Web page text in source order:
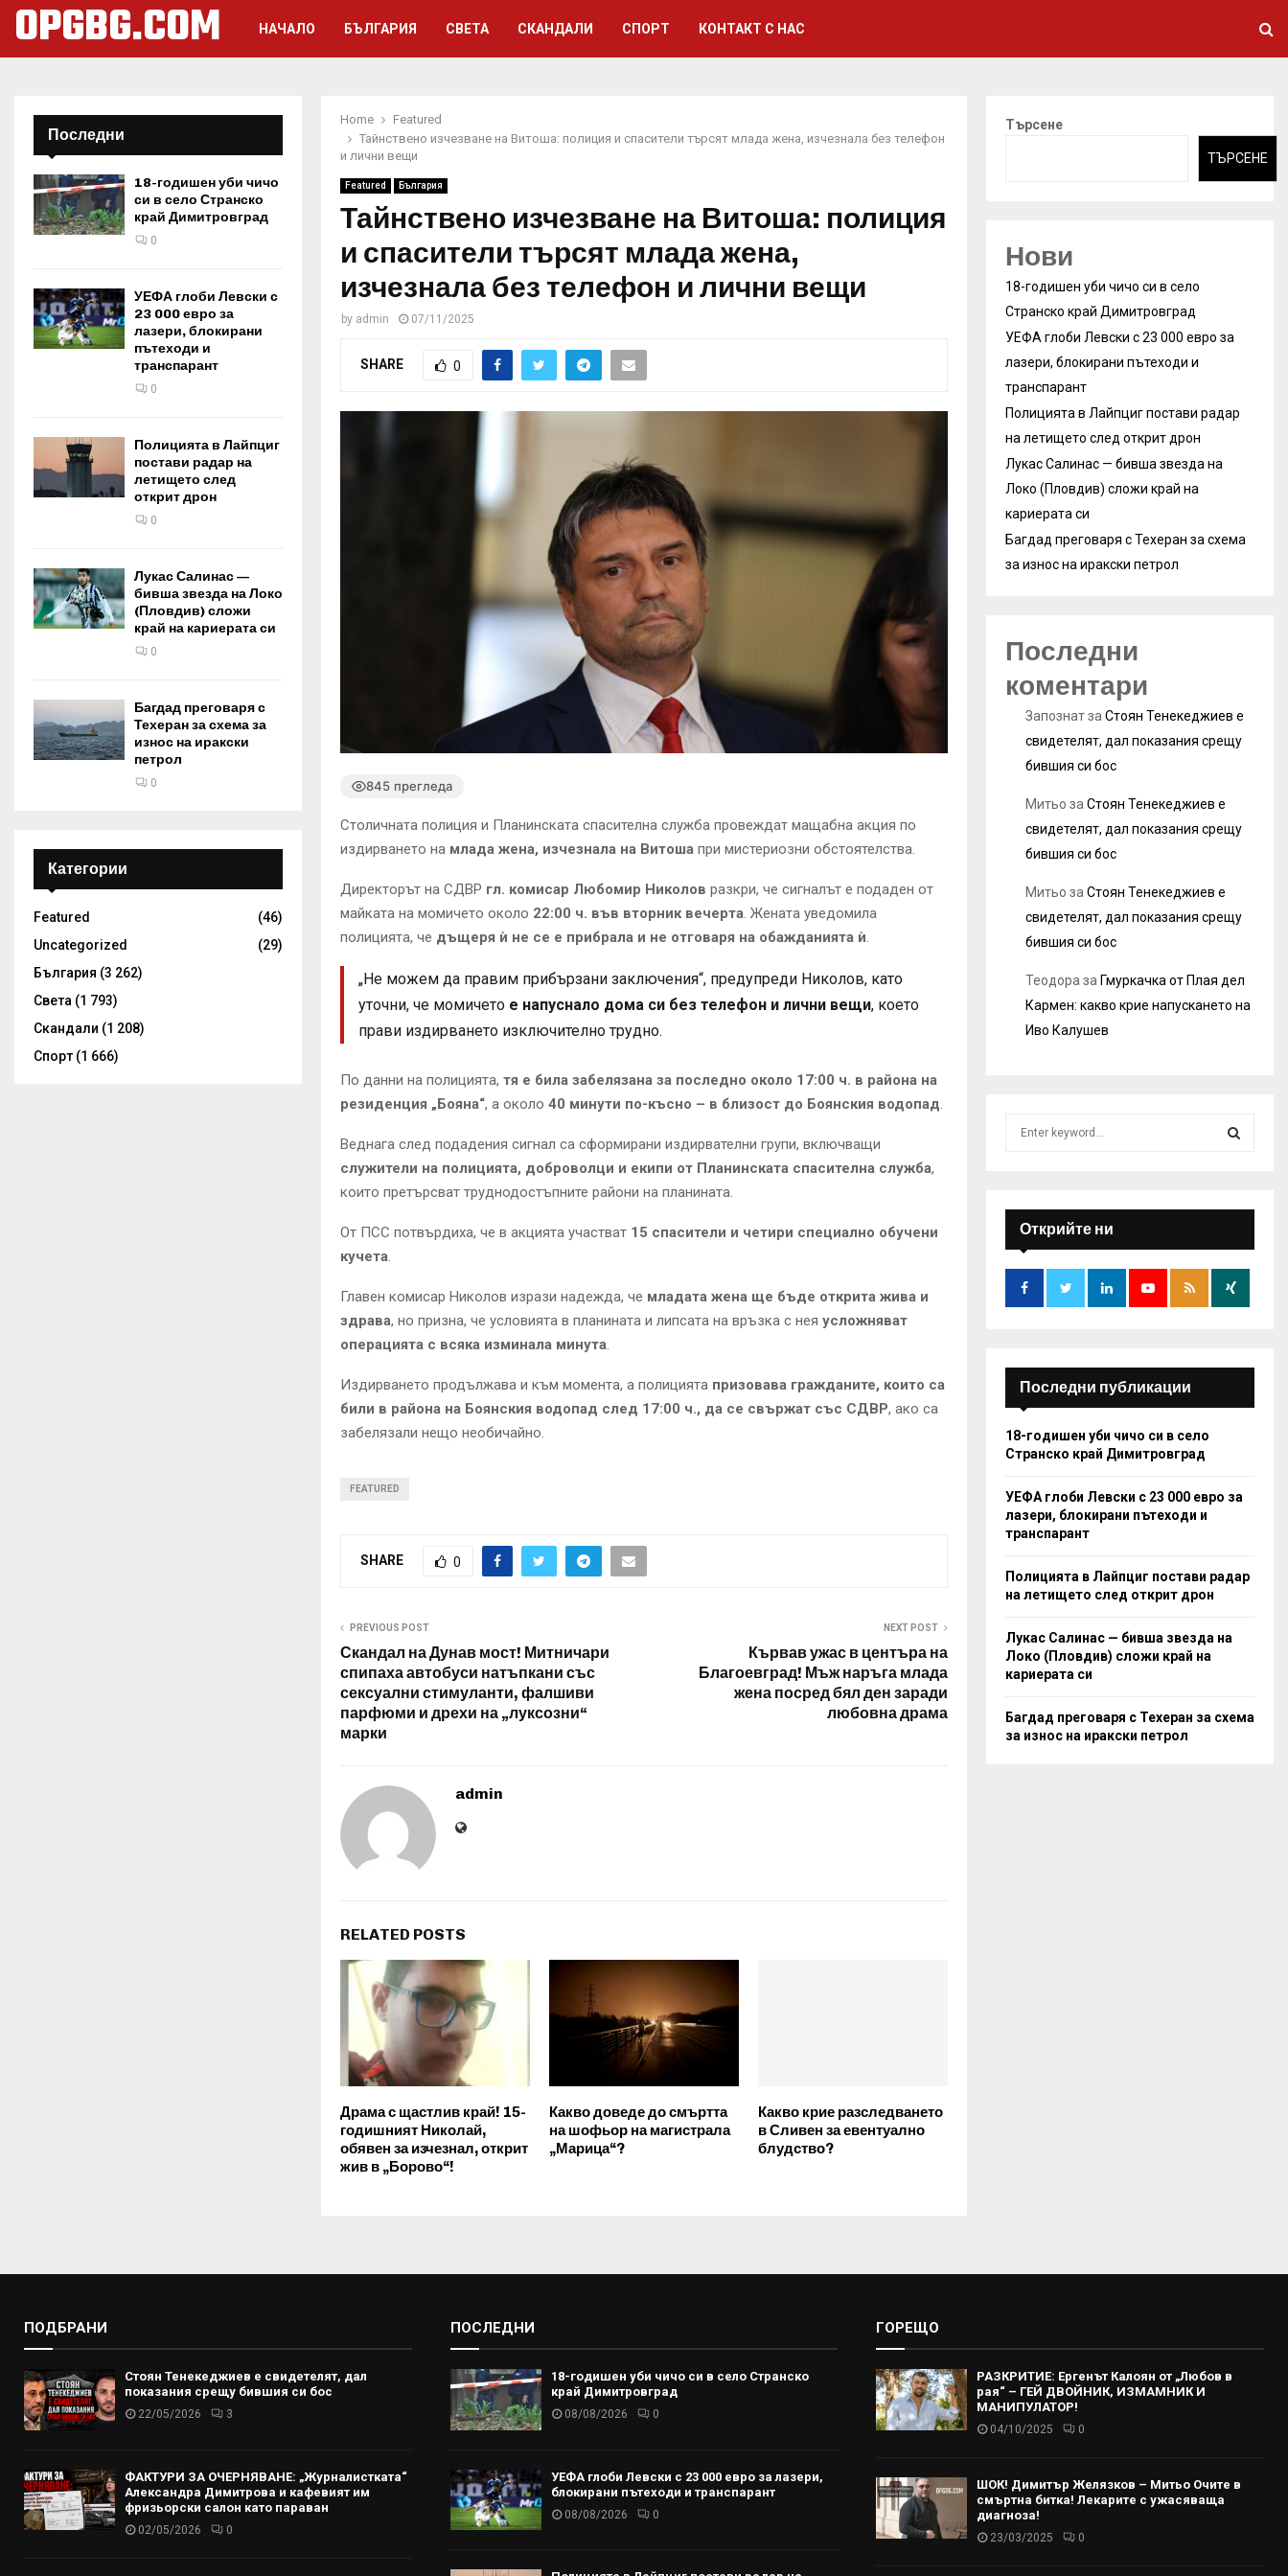
OPGBG.COM НАЧАЛО БЪЛГАРИЯ СВЕТА СКАНДАЛИ СПОРТ КОНТАКТ С НАС
Home
Featured
Тайнствено изчезване на Витоша: полиция и спасители търсят млада жена, изчезнала без телефон
и лични вещи
Featured България
Тайнствено изчезване на Витоша: полиция
и спасители търсят млада жена,
изчезнала без телефон и лични вещи
by admin 07/11/2025
SHARE 0
845 прегледа
Столичната полиция и Планинската спасителна служба провеждат мащабна акция по
издирването на млада жена, изчезнала на Витоша при мистериозни обстоятелства.
Директорът на СДВР гл. комисар Любомир Николов разкри, че сигналът е подаден от
майката на момичето около 22:00 ч. във вторник вечерта. Жената уведомила
полицията, че дъщеря ѝ не се е прибрала и не отговаря на обажданията ѝ.
„Не можем да правим прибързани заключения“, предупреди Николов, като
уточни, че момичето е напуснало дома си без телефон и лични вещи, което
прави издирването изключително трудно.
По данни на полицията, тя е била забелязана за последно около 17:00 ч. в района на
резиденция „Бояна“, а около 40 минути по-късно – в близост до Боянския водопад.
Веднага след подадения сигнал са сформирани издирвателни групи, включващи
служители на полицията, доброволци и екипи от Планинската спасителна служба,
които претърсват труднодостъпните райони на планината.
От ПСС потвърдиха, че в акцията участват 15 спасители и четири специално обучени
кучета.
Главен комисар Николов изрази надежда, че младата жена ще бъде открита жива и
здрава, но призна, че условията в планината и липсата на връзка с нея усложняват
операцията с всяка изминала минута.
Издирването продължава и към момента, а полицията призовава гражданите, които са
били в района на Боянския водопад след 17:00 ч., да се свържат със СДВР, ако са
забелязали нещо необичайно.
FEATURED
SHARE 0
PREVIOUS POST
Скандал на Дунав мост! Митничари
спипаха автобуси натъпкани със
сексуални стимуланти, фалшиви
парфюми и дрехи на „луксозни“
марки
NEXT POST
Кървав ужас в центъра на
Благоевград! Мъж наръга млада
жена посред бял ден заради
любовна драма
admin
RELATED POSTS
Драма с щастлив край! 15-
годишният Николай,
обявен за изчезнал, открит
жив в „Борово“!
Какво доведе до смъртта
на шофьор на магистрала
„Марица“?
Какво крие разследването
в Сливен за евентуално
блудство?
Последни
18-годишен уби чичо
си в село Странско
край Димитровград
0
УЕФА глоби Левски с
23 000 евро за
лазери, блокирани
пътеходи и
транспарант
0
Полицията в Лайпциг
постави радар на
летището след
открит дрон
0
Лукас Салинас —
бивша звезда на Локо
(Пловдив) сложи
край на кариерата си
0
Багдад преговаря с
Техеран за схема за
износ на иракски
петрол
0
Категории
Featured
(46)
Uncategorized
(29)
България (3 262)
Света (1 793)
Скандали (1 208)
Спорт (1 666)
Търсене
ТЪРСЕНЕ
Нови
18-годишен уби чичо си в село
Странско край Димитровград
УЕФА глоби Левски с 23 000 евро за
лазери, блокирани пътеходи и
транспарант
Полицията в Лайпциг постави радар
на летището след открит дрон
Лукас Салинас — бивша звезда на
Локо (Пловдив) сложи край на
кариерата си
Багдад преговаря с Техеран за схема
за износ на иракски петрол
Последни
коментари
Запознатза Стоян Тенекеджиев е
свидетелят, дал показания срещу
бившия си бос
Митьо за Стоян Тенекеджиев е
свидетелят, дал показания срещу
бившия си бос
Митьо за Стоян Тенекеджиев е
свидетелят, дал показания срещу
бившия си бос
Теодора за Гмуркачка от Плая дел
Кармен: какво крие напускането на
Иво Калушев
:
E
A
R
Открийте ни
Последни публикации
18-годишен уби чичо си в село
Странско край Димитровград
УЕФА глоби Левски с 23 000 евро за
лазери, блокирани пътеходи и
транспарант
Полицията в Лайпциг постави радар
на летището след открит дрон
Лукас Салинас — бивша звезда на
Локо (Пловдив) сложи край на
кариерата си
Багдад преговаря с Техеран за схема
за износ на иракски петрол
ПОДБРАНИ
Стоян Тенекеджиев е свидетелят, дал
показания срещу бившия си бос
22/05/2026 3
ФАКТУРИ ЗА ОЧЕРНЯВАНЕ: „Журналистката“
Александра Димитрова и кафевият им
фризьорски салон като параван
02/05/2026 0
ПОСЛЕДНИ
18-годишен уби чичо си в село Странско
край Димитровград
08/08/2026 0
УЕФА глоби Левски с 23 000 евро за лазери,
блокирани пътеходи и транспарант
08/08/2026 0
ГОРЕЩО
РАЗКРИТИЕ: Ергенът Калоян от „Любов в
рая“ – ГЕЙ ДВОЙНИК, ИЗМАМНИК И
МАНИПУЛАТОР!
04/10/2025 0
ШОК! Димитър Желязков – Митьо Очите в
смъртна битка! Лекарите с ужасяваща
диагноза!
23/03/2025 0